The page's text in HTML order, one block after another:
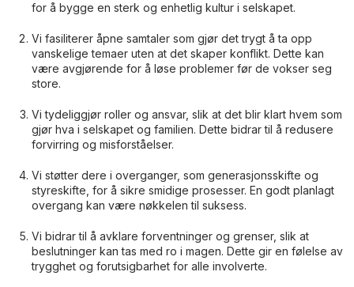
for å bygge en sterk og enhetlig kultur i selskapet.
Vi fasiliterer åpne samtaler som gjør det trygt å ta opp
vanskelige temaer uten at det skaper konflikt. Dette kan
være avgjørende for å løse problemer før de vokser seg
store.
Vi tydeliggjør roller og ansvar, slik at det blir klart hvem som
gjør hva i selskapet og familien. Dette bidrar til å redusere
forvirring og misforståelser.
Vi støtter dere i overganger, som generasjonsskifte og
styreskifte, for å sikre smidige prosesser. En godt planlagt
overgang kan være nøkkelen til suksess.
Vi bidrar til å avklare forventninger og grenser, slik at
beslutninger kan tas med ro i magen. Dette gir en følelse av
trygghet og forutsigbarhet for alle involverte.